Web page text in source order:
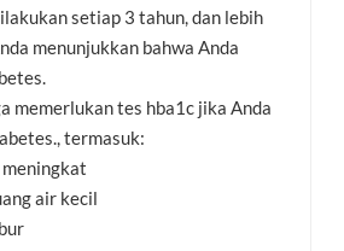
setiap 3 tahun, dan lebih
menunjukkan bahwa Anda
memerlukan tes hba1c jika Anda
termasuk:
meningkat
air kecil